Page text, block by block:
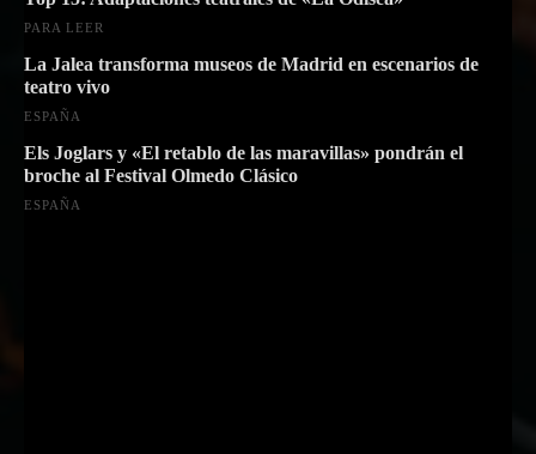
PARA LEER
La Jalea transforma museos de Madrid en escenarios de
teatro vivo
ESPAÑA
Els Joglars y «El retablo de las maravillas» pondrán el
broche al Festival Olmedo Clásico
ESPAÑA